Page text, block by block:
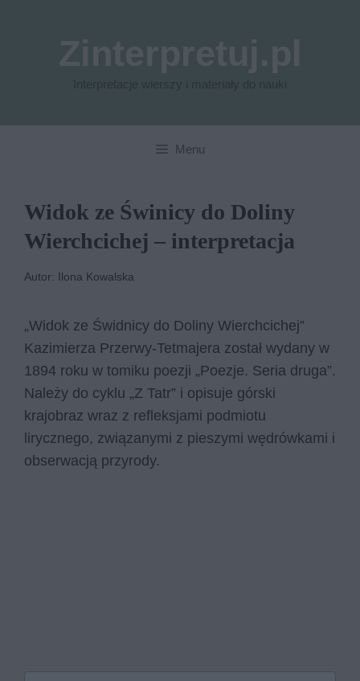
Menu
Widok ze Świnicy do Doliny
Wierchcichej – interpretacja
Autor: Ilona Kowalska
„Widok ze Świdnicy do Doliny Wierchcichej”
Kazimierza Przerwy-Tetmajera został wydany w
1894 roku w tomiku poezji „Poezje. Seria druga”.
Należy do cyklu „Z Tatr” i opisuje górski
krajobraz wraz z refleksjami podmiotu
lirycznego, związanymi z pieszymi wędrówkami i
obserwacją przyrody.